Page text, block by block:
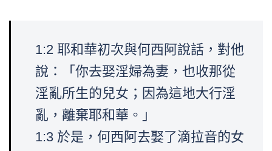
1:2 耶和華初次與何西阿說話，對他
說：「你去娶淫婦為妻，也收那從
淫亂所生的兒女；因為這地大行淫
亂，離棄耶和華。」
1:3 於是，何西阿去娶了滴拉音的女